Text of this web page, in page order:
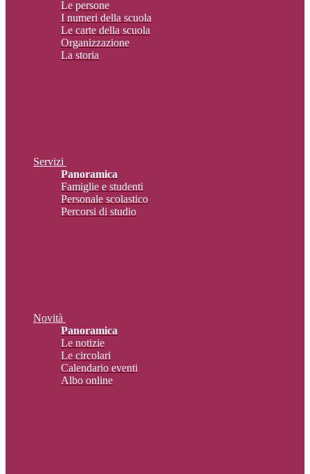
Le persone
I numeri della scuola
Le carte della scuola
Organizzazione
La storia
Servizi
Panoramica
Famiglie e studenti
Personale scolastico
Percorsi di studio
Novità
Panoramica
Le notizie
Le circolari
Calendario eventi
Albo online